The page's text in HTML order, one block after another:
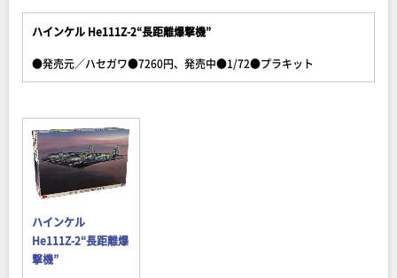
ハインケル He111Z-2“長距離爆撃機”
●発売元／ハセガワ●7260円、発売中●1/72●プラキット
ハインケル
He111Z-2“長距離爆
撃機”